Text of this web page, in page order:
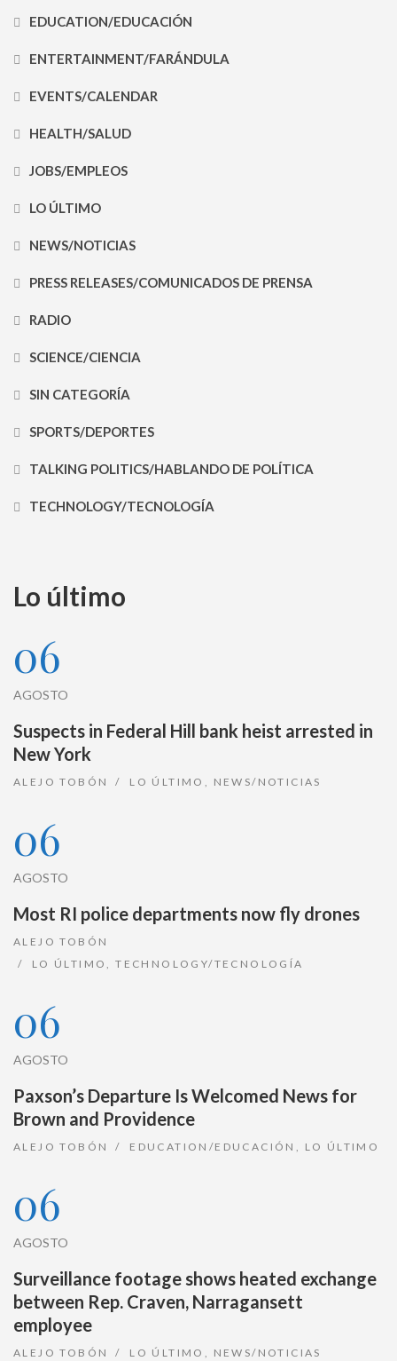
EDUCATION/EDUCACIÓN
ENTERTAINMENT/FARÁNDULA
EVENTS/CALENDAR
HEALTH/SALUD
JOBS/EMPLEOS
LO ÚLTIMO
NEWS/NOTICIAS
PRESS RELEASES/COMUNICADOS DE PRENSA
RADIO
SCIENCE/CIENCIA
SIN CATEGORÍA
SPORTS/DEPORTES
TALKING POLITICS/HABLANDO DE POLÍTICA
TECHNOLOGY/TECNOLOGÍA
Lo último
06
AGOSTO
Suspects in Federal Hill bank heist arrested in
New York
ALEJO TOBÓN LO ÚLTIMO NEWS/NOTICIAS
06
AGOSTO
Most RI police departments now fly drones
ALEJO TOBÓN
LO ÚLTIMO
,TECHNOLOGY/TECNOLOGÍA
06
AGOSTO
Paxson’s Departure Is Welcomed News for
Brown and Providence
ALEJO TOBÓN EDUCATION/EDUCACIÓN LO ÚLTIMO
06
AGOSTO
Surveillance footage shows heated exchange
between Rep. Craven, Narragansett
employee
ALEJO TOBÓN LO ÚLTIMO NEWS/NOTICIAS